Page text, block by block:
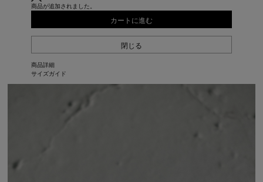
商品が追加されました。
カートに進む
閉じる
商品詳細
サイズガイド